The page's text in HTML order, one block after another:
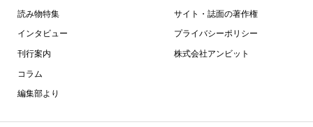
読み物特集
インタビュー
刊行案内
コラム
編集部より
サイト・誌面の著作権
プライバシーポリシー
株式会社アンビット